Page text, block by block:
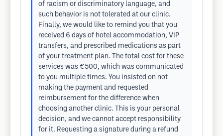
of racism or discriminatory language, and
such behavior is not tolerated at our clinic.
Finally, we would like to remind you that you
received 6 days of hotel accommodation, VIP
transfers, and prescribed medications as part
of your treatment plan. The total cost for these
services was €500, which was communicated
to you multiple times. You insisted on not
making the payment and requested
reimbursement for the difference when
choosing another clinic. This is your personal
decision, and we cannot accept responsibility
for it. Requesting a signature during a refund